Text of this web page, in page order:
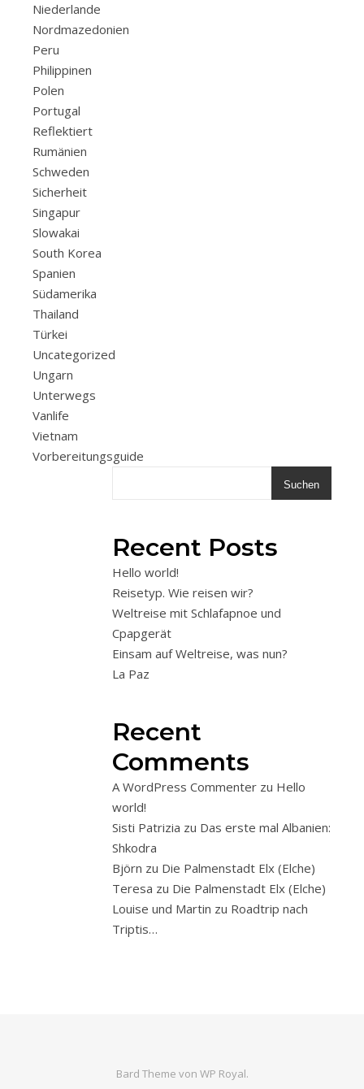
Niederlande
Nordmazedonien
Peru
Philippinen
Polen
Portugal
Reflektiert
Rumänien
Schweden
Sicherheit
Singapur
Slowakai
South Korea
Spanien
Südamerika
Thailand
Türkei
Uncategorized
Ungarn
Unterwegs
Vanlife
Vietnam
Vorbereitungsguide
Suchen
Recent Posts
Hello world!
Reisetyp. Wie reisen wir?
Weltreise mit Schlafapnoe und
Cpapgerät
Einsam auf Weltreise, was nun?
La Paz
Recent
Comments
A WordPress Commenter zu Hello
world!
Sisti Patrizia zu Das erste mal Albanien:
Shkodra
Björn zu Die Palmenstadt Elx (Elche)
Teresa zu Die Palmenstadt Elx (Elche)
Louise und Martin zu Roadtrip nach
Triptis…
Bard Theme von WP Royal.